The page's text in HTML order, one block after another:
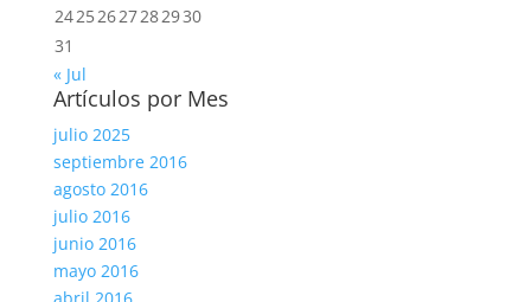
24252627282930
31
« Jul
Artículos por Mes
julio 2025
septiembre 2016
agosto 2016
julio 2016
junio 2016
mayo 2016